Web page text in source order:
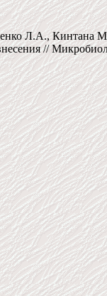
Л.А., Кинтана
//